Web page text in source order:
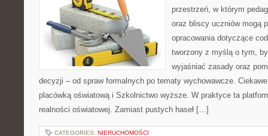
przestrzeń, w którym
oraz bliscy uczniów mogą
opracowania dotyczące
tworzony z myślą o tym,
wyjaśniać zasady oraz
decyzji – od spraw formalnych po tematy wychowawcze.
placówką oświatową i Szkolnictwo wyższe. W praktyce ta
realności oświatowej. Zamiast pustych haseł […]
CATEGORIES: NIERUCHOMOŚCI